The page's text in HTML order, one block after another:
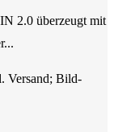
2.0 überzeugt mit
Versand; Bild-